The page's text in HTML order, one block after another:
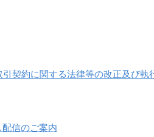
契約に関する法律等の改正及び執
信のご案内